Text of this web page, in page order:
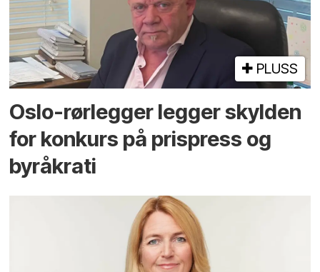
PLUSS
Oslo-rørlegger legger skylden
for konkurs på prispress og
byråkrati